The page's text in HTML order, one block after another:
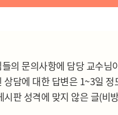
의 문의사항에 담당 교수님
상담에 대한 답변은 1~3일
시판 성격에 맞지 않은 글(비